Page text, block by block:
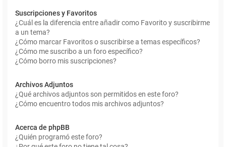
Suscripciones y Favoritos
¿Cuál es la diferencia entre añadir como Favorito y suscribirme
a un tema?
¿Cómo marcar Favoritos o suscribirse a temas específicos?
¿Cómo me suscribo a un foro específico?
¿Cómo borro mis suscripciones?
Archivos Adjuntos
¿Qué archivos adjuntos son permitidos en este foro?
¿Cómo encuentro todos mis archivos adjuntos?
Acerca de phpBB
¿Quién programó este foro?